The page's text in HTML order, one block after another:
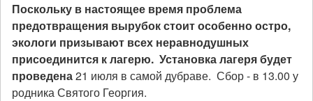
Поскольку в настоящее время проблема
предотвращения вырубок стоит особенно остро,
экологи призывают всех неравнодушных
присоединится к лагерю. Установка лагеря будет
проведена21 июля в самой дубраве. Сбор - в 13.00 у
родника Святого Георгия.